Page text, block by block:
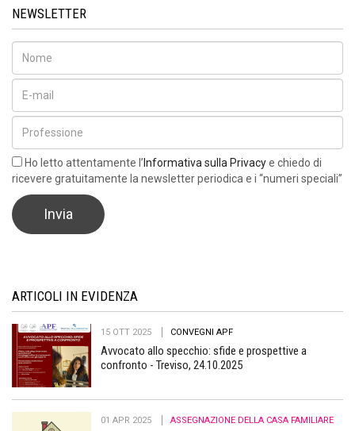
NEWSLETTER
Ho letto attentamente l’ Informativa sulla Privacye chiedo di
ricevere gratuitamente la newsletter periodica e i “numeri speciali”
ARTICOLI IN EVIDENZA
15 OTT 2025 CONVEGNI APF
Avvocato allo specchio: sfide e prospettive a
confronto - Treviso, 24.10.2025
01 APR 2025 ASSEGNAZIONE DELLA CASA FAMILIARE